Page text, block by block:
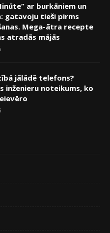
ar burkāniem un
gatavoju tieši pirms
Mega-ātra recepte
atradās mājās
jālādē telefons?
inženieru noteikums, ko